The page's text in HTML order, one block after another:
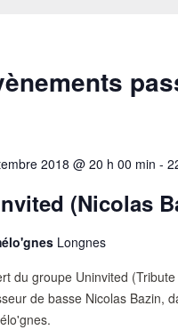
2018 @ 20 h 00 min -
(Nicolas
Longnes
du groupe Uninvited
de basse Nicolas Bazin,